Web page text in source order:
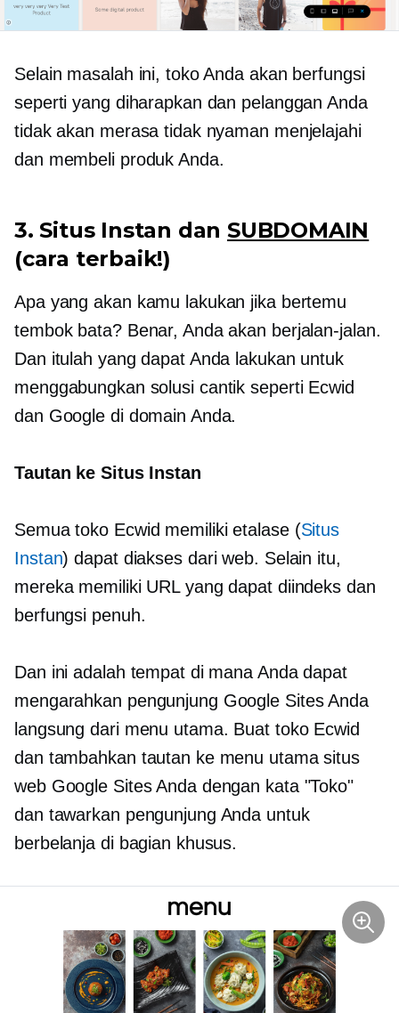
Selain masalah ini, toko Anda akan berfungsi
seperti yang diharapkan dan pelanggan Anda
tidak akan merasa tidak nyaman menjelajahi
dan membeli produk Anda.
3. Situs Instan danSUBDOMAIN
(cara terbaik!)
Apa yang akan kamu lakukan jika bertemu
tembok bata? Benar, Anda akan berjalan-jalan.
Dan itulah yang dapat Anda lakukan untuk
menggabungkan solusi cantik seperti Ecwid
dan Google di domain Anda.
Tautan ke Situs Instan
Semua toko Ecwid memiliki etalase (Situs
Instan) dapat diakses dari web. Selain itu,
mereka memiliki URL yang dapat diindeks dan
berfungsi penuh.
Dan ini adalah tempat di mana Anda dapat
mengarahkan pengunjung Google Sites Anda
langsung dari menu utama. Buat toko Ecwid
dan tambahkan tautan ke menu utama situs
web Google Sites Anda dengan kata "Toko"
dan tawarkan pengunjung Anda untuk
berbelanja di bagian khusus.